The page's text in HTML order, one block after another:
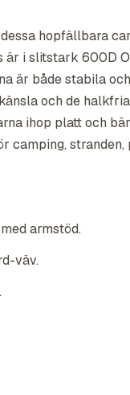
hopfällbara
är i slitstark 600D
är både stabila
och de
ihop platt och
camping, stranden,
armstöd.
väv.